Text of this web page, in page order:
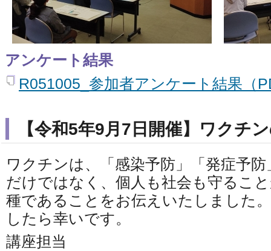
アンケート結果
R051005_参加者アンケート結果（
【令和5年9月7日開催】ワクチ
ワクチンは、「感染予防」「発症予
だけではなく、個人も社会も守るこ
種であることをお伝えいたしました
したら幸いです。
講座担当